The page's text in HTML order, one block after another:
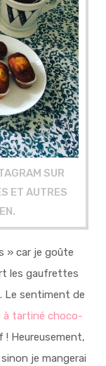
SUR
ET AUTRES
» car je goûte
les gaufrettes
. Le sentiment de
à tartiné choco-
! Heureusement,
je mangerai